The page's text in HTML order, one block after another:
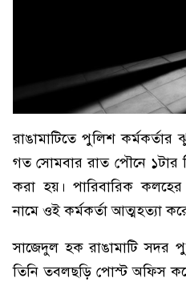
রাঙামাটিতে পুলিশ কর্মকর্তার
গত সোমবার রাত পৌনে ১টার
করা হয়। পারিবারিক
নামে ওই কর্মকর্তা আত্মহত্যা
সাজেদুল হক রাঙামাটি সদর
তিনি তবলছড়ি পোস্ট অফিস